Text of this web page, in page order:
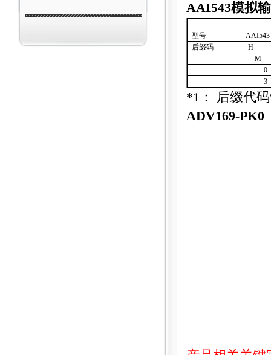
AAI543模拟
型号
AAI543
后缀码
-H
M
0
3
*1 ：
后缀代
ADV169-PK0